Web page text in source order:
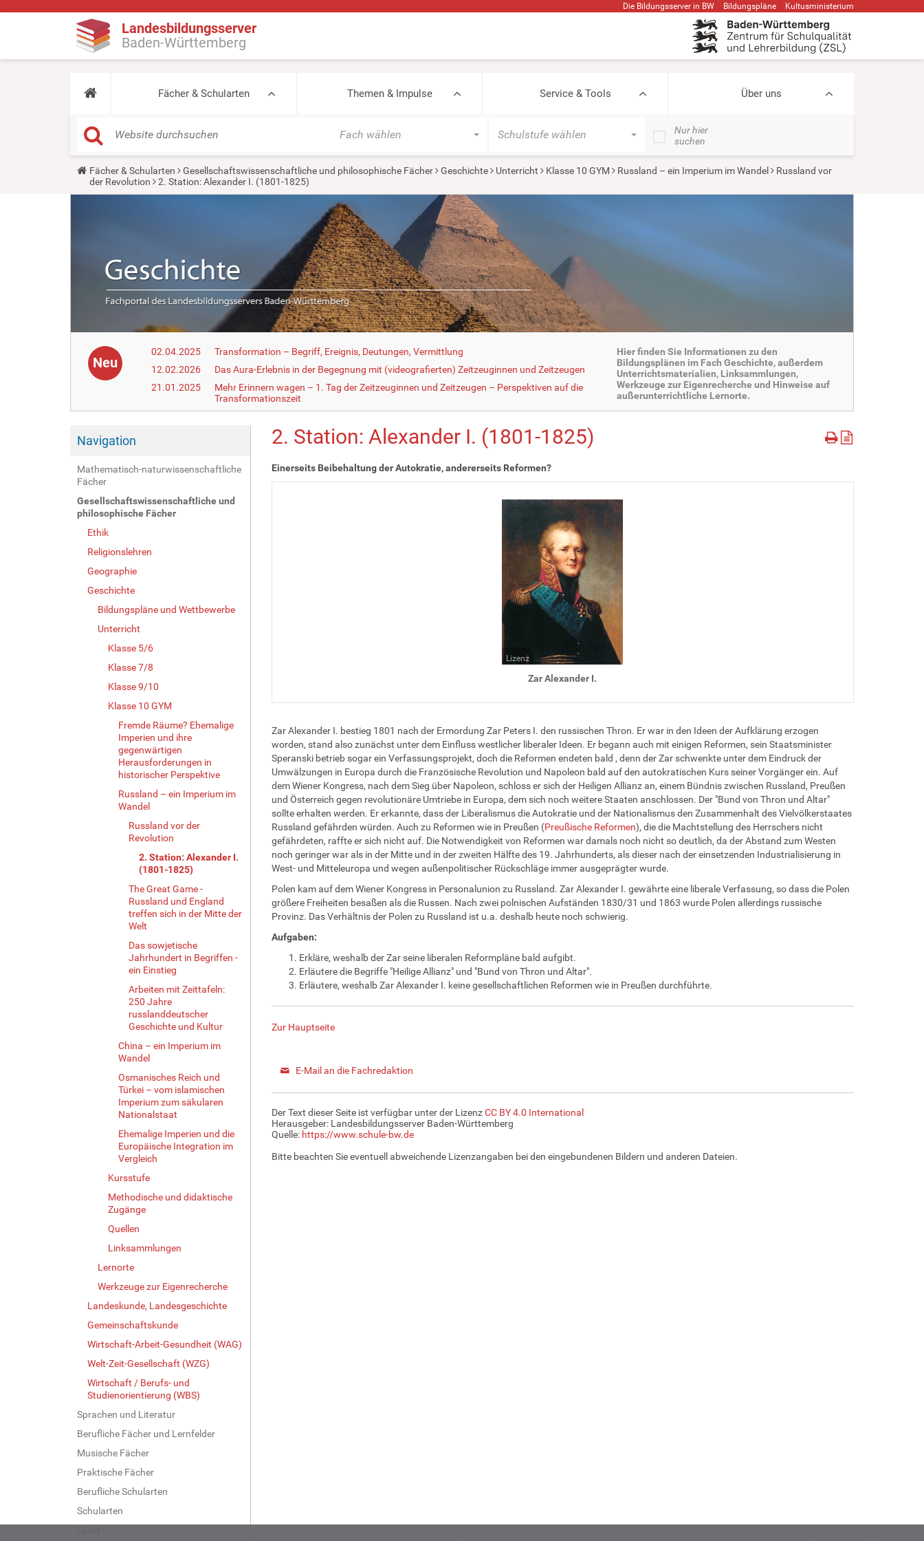
Die Bildungsserver in BW Bildungspläne Kultusministerium
Landesbildungsserver
Baden-Württemberg
Fächer & Schularten Themen & Impulse Service & Tools Über uns
Fach wählen Schulstufe wählen
Nur hier
suchen
Y
u
Fächer & Schularten Gesellschaftswissenschaftliche und philosophische Fächer Geschichte Unterricht Klasse 10 GYM Russland – ein Imperium im Wandel
Russland vor
der Revolution
2. Station: Alexander I. (1801-1825)
Neu
02.04.2025
Transformation – Begriff, Ereignis, Deutungen, Vermittlung
12.02.2026
Das Aura-Erlebnis in der Begegnung mit (videografierten) Zeitzeuginnen und Zeitzeugen
21.01.2025
Mehr Erinnern wagen – 1. Tag der Zeitzeuginnen und Zeitzeugen – Perspektiven auf die
Transformationszeit
Hier finden Sie Informationen zu den
Bildungsplänen im Fach Geschichte, außerdem
Unterrichtsmaterialien, Linksammlungen,
Werkzeuge zur Eigenrecherche und Hinweise auf
außerunterrichtliche Lernorte.
Navigation
Mathematisch-naturwissenschaftliche
Fächer
Gesellschaftswissenschaftliche und
philosophische Fächer
Ethik
Religionslehren
Geographie
Geschichte
Bildungspläne und Wettbewerbe
Unterricht
Klasse 5/6
Klasse 7/8
Klasse 9/10
Klasse 10 GYM
Fremde Räume? Ehemalige
Imperien und ihre
gegenwärtigen
Herausforderungen in
historischer Perspektive
Russland – ein Imperium im
Wandel
Russland vor der
Revolution
2. Station: Alexander I.
(1801-1825)
The Great Game -
Russland und England
treffen sich in der Mitte der
Welt
Das sowjetische
Jahrhundert in Begriffen -
ein Einstieg
Arbeiten mit Zeittafeln:
250 Jahre
russlanddeutscher
Geschichte und Kultur
China – ein Imperium im
Wandel
Osmanisches Reich und
Türkei – vom islamischen
Imperium zum säkularen
Nationalstaat
Ehemalige Imperien und die
Europäische Integration im
Vergleich
Kursstufe
Methodische und didaktische
Zugänge
Quellen
Linksammlungen
Lernorte
Werkzeuge zur Eigenrecherche
Landeskunde, Landesgeschichte
Gemeinschaftskunde
Wirtschaft-Arbeit-Gesundheit (WAG)
Welt-Zeit-Gesellschaft (WZG)
Wirtschaft / Berufs- und
Studienorientierung (WBS)
Sprachen und Literatur
Berufliche Fächer und Lernfelder
Musische Fächer
Praktische Fächer
Berufliche Schularten
Schularten
2. Station: Alexander I. (1801-1825)
Einerseits Beibehaltung der Autokratie, andererseits Reformen?
Lizenz
Zar Alexander I.
Zar Alexander I. bestieg 1801 nach der Ermordung Zar Peters I. den russischen Thron. Er war in den Ideen der Aufklärung erzogen
worden, stand also zunächst unter dem Einfluss westlicher liberaler Ideen. Er begann auch mit einigen Reformen, sein Staatsminister
Speranski betrieb sogar ein Verfassungsprojekt, doch die Reformen endeten bald , denn der Zar schwenkte unter dem Eindruck der
Umwälzungen in Europa durch die Französische Revolution und Napoleon bald auf den autokratischen Kurs seiner Vorgänger ein. Auf
dem Wiener Kongress, nach dem Sieg über Napoleon, schloss er sich der Heiligen Allianz an, einem Bündnis zwischen Russland, Preußen
und Österreich gegen revolutionäre Umtriebe in Europa, dem sich noch weitere Staaten anschlossen. Der "Bund von Thron und Altar"
sollte erhalten werden. Er erkannte, dass der Liberalismus die Autokratie und der Nationalismus den Zusammenhalt des Vielvölkerstaates
Russland gefährden würden. Auch zu Reformen wie in Preußen (Preußische Reformen), die die Machtstellung des Herrschers nicht
gefährdeten, raffte er sich nicht auf. Die Notwendigkeit von Reformen war damals noch nicht so deutlich, da der Abstand zum Westen
noch geringer war als in der Mitte und in der zweiten Hälfte des 19. Jahrhunderts, als dieser nach der einsetzenden Industrialisierung in
West- und Mitteleuropa und wegen außenpolitischer Rückschläge immer ausgeprägter wurde.
Polen kam auf dem Wiener Kongress in Personalunion zu Russland. Zar Alexander I. gewährte eine liberale Verfassung, so dass die Polen
größere Freiheiten besaßen als die Russen. Nach zwei polnischen Aufständen 1830/31 und 1863 wurde Polen allerdings russische
Provinz. Das Verhältnis der Polen zu Russland ist u.a. deshalb heute noch schwierig.
Aufgaben:
Erkläre, weshalb der Zar seine liberalen Reformpläne bald aufgibt.
Erläutere die Begriffe "Heilige Allianz" und "Bund von Thron und Altar".
Erläutere, weshalb Zar Alexander I. keine gesellschaftlichen Reformen wie in Preußen durchführte.
Zur Hauptseite
E-Mail an die Fachredaktion
Der Text dieser Seite ist verfügbar unter der LizenzCC BY 4.0 International
Herausgeber: Landesbildungsserver Baden-Württemberg
Quelle: https://www.schule-bw.de
Bitte beachten Sie eventuell abweichende Lizenzangaben bei den eingebundenen Bildern und anderen Dateien.